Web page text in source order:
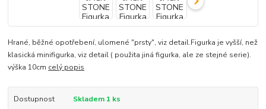
Hrané, běžné opotřebení, ulomené "prsty", viz detail.Figurka je vyšší, než
klasická minifigurka, viz detail ( použita jiná figurka, ale ze stejné serie).
výška 10cm celý popis
Dostupnost Skladem 1 ks